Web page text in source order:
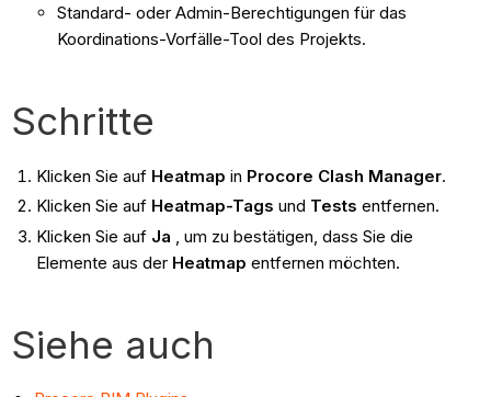
Standard- oder Admin-Berechtigungen für das
Koordinations-Vorfälle-Tool des Projekts.
Schritte
Klicken Sie auf Heatmap in Procore Clash Manager.
Klicken Sie auf Heatmap-Tags und Tests entfernen.
Klicken Sie auf Ja , um zu bestätigen, dass Sie die
Elemente aus der Heatmap entfernen möchten.
Siehe auch